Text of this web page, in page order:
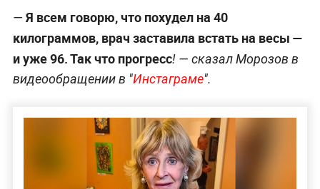
— Я всем говорю, что похудел на 40
килограммов, врач заставила встать на весы —
и уже 96. Так что прогресс! — сказал Морозов в
видеообращении в "Инстаграме".